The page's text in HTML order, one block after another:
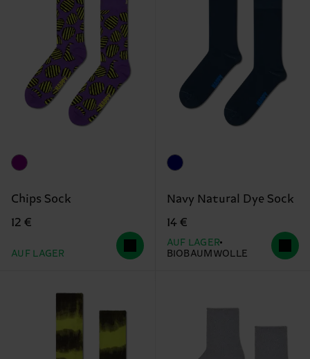
Chips Sock
12 €
AUF LAGER
Navy Natural Dye Sock
14 €
AUF LAGER
BIOBAUMWOLLE